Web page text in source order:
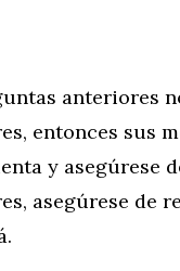
anteriores
entonces sus
y asegúrese
asegúrese de